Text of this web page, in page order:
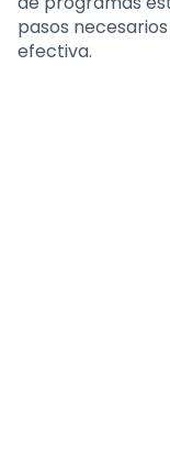
pasos
efectiva.